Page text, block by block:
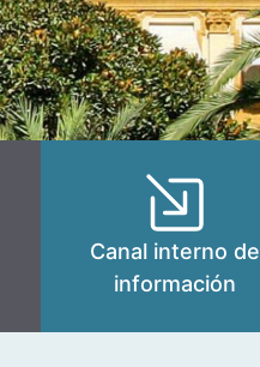
Canal interno de
información